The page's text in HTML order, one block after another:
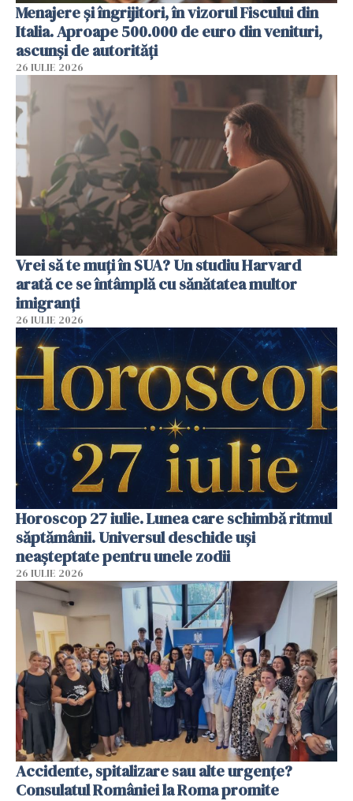
Menajere și îngrijitori, în vizorul Fiscului din
Italia. Aproape 500.000 de euro din venituri,
ascunși de autorități
26 IULIE 2026
Vrei să te muți în SUA? Un studiu Harvard
arată ce se întâmplă cu sănătatea multor
imigranți
26 IULIE 2026
Horoscop 27 iulie. Lunea care schimbă ritmul
săptămânii. Universul deschide uși
neașteptate pentru unele zodii
26 IULIE 2026
Accidente, spitalizare sau alte urgențe?
Consulatul României la Roma promite